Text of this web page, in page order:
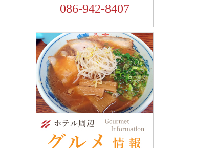
086-942-8407